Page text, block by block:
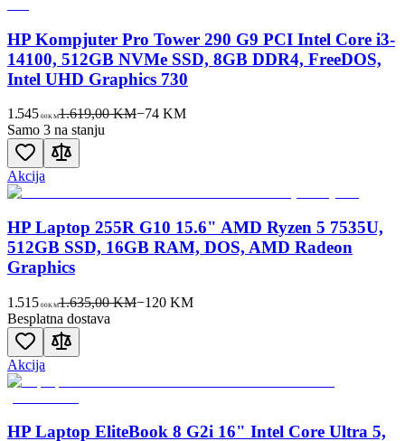
HP Kompjuter Pro Tower 290 G9 PCI Intel Core i3-
14100, 512GB NVMe SSD, 8GB DDR4, FreeDOS,
Intel UHD Graphics 730
1.545 00KM1.619,00 KM−74KM
Samo 3 na stanju
Akcija
HP Laptop 255R G10 15.6" AMD Ryzen 5 7535U,
512GB SSD, 16GB RAM, DOS, AMD Radeon
Graphics
1.515 00KM1.635,00 KM−120KM
Besplatna dostava
Akcija
HP Laptop EliteBook 8 G2i 16" Intel Core Ultra 5,